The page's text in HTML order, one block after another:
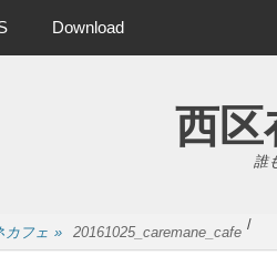
Download
西区
誰
/
カフェ » 20161025_caremane_cafe